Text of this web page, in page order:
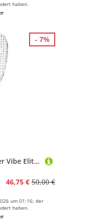
haben.
Head Squashschläger Vibe Elite 190g/grifflastig 2026 weiss - besaitet
46,75 € 50,00 €
um 01:16; der
haben.
- 7%